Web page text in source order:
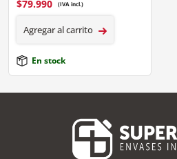
$79.990 (IVA incl.)
Agregar al carrito
En stock